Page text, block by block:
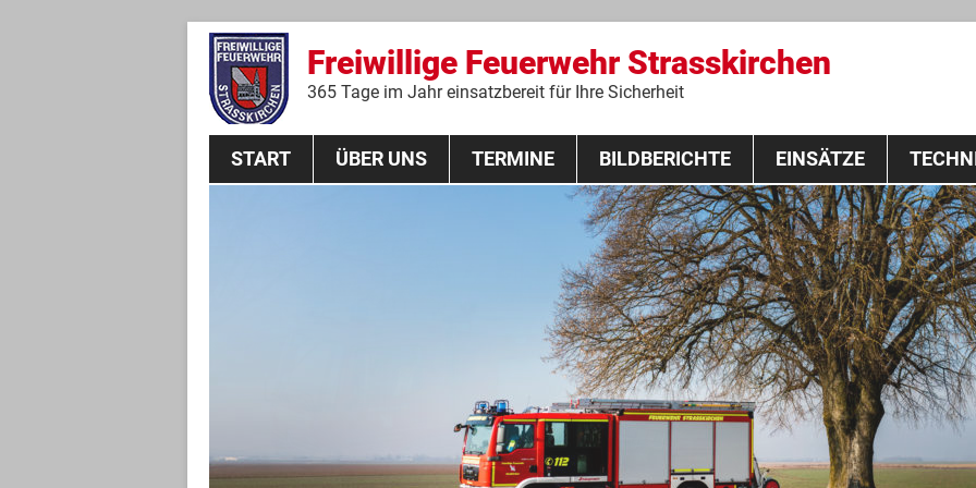
Freiwillige Feuerwehr Strasskirchen
365 Tage im Jahr einsatzbereit für Ihre Sicherheit
Zum
springen
START ÜBER UNS TERMINE
THL Lehrgang 2020
BILDBERICHTE EINSÄTZE
Fahrzeuge
Ausrüstung